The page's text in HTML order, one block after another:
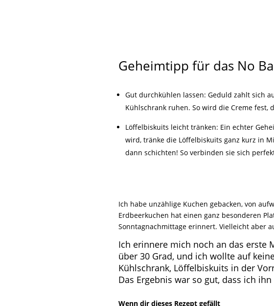
Geheimtipp für das No
Gut durchkühlen lassen: Geduld zahlt sich
Kühlschrank ruhen. So wird die Creme
Löffelbiskuits leicht tränken: Ein echter
wird, tränke die Löffelbiskuits ganz kurz in
dann schichten! So verbinden sie sich
Ich habe unzählige Kuchen gebacken, von
Erdbeerkuchen hat einen ganz besonderen
Sonntagnachmittage erinnert. Vielleicht aber
Ich erinnere mich noch an das erste
über 30 Grad, und ich wollte auf
Kühlschrank, Löffelbiskuits in der
Das Ergebnis war so gut, dass ich
Wenn dir dieses Rezept gefällt